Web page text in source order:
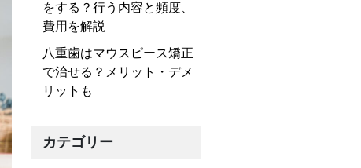
をする？行う内容と頻度、
費用を解説
八重歯はマウスピース矯正
で治せる？メリット・デメ
リットも
カテゴリー